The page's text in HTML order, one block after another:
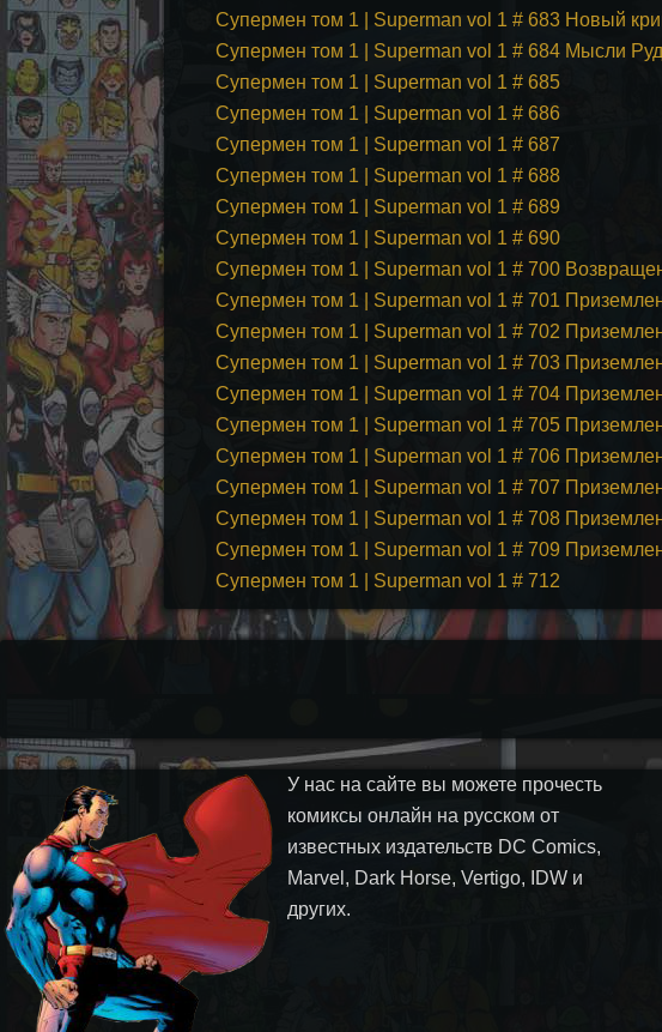
Супермен том 1 | Superman vol 1 # 683 Новый
Супермен том 1 | Superman vol 1 # 684 Мысли
Супермен том 1 | Superman vol 1 # 685
Супермен том 1 | Superman vol 1 # 686
Супермен том 1 | Superman vol 1 # 687
Супермен том 1 | Superman vol 1 # 688
Супермен том 1 | Superman vol 1 # 689
Супермен том 1 | Superman vol 1 # 690
Супермен том 1 | Superman vol 1 # 700
Супермен том 1 | Superman vol 1 # 701
Супермен том 1 | Superman vol 1 # 702
Супермен том 1 | Superman vol 1 # 703
Супермен том 1 | Superman vol 1 # 704
Супермен том 1 | Superman vol 1 # 705
Супермен том 1 | Superman vol 1 # 706
Супермен том 1 | Superman vol 1 # 707
Супермен том 1 | Superman vol 1 # 708
Супермен том 1 | Superman vol 1 # 709
Супермен том 1 | Superman vol 1 # 712
У нас на сайте вы можете прочесть
комиксы онлайн на русском от
известных издательств DC Comics,
Marvel, Dark Horse, Vertigo, IDW и
других.